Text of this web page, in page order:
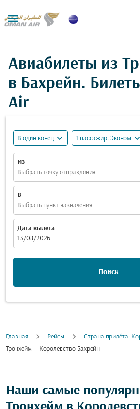

Авиабилеты из
в Бахрейн.
Air
В один конец expand_more 1 пассажир, Эконом expand_more
Из
Выбрать точку отправления
В
Выбрать пункт назначения
Дата вылета
fc-booking-departure-date-aria-label
13/08/2026
Поиск
Главная Рейсы
Cтрана прилёта:
Тронхейм — Королевство Бахрейн
Наши самые